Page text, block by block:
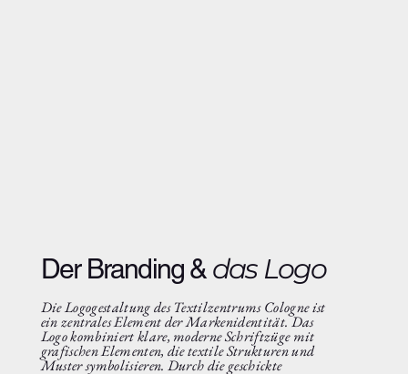
Der Branding &das Logo
Die Logogestaltung des Textilzentrums Cologne ist
ein zentrales Element der Markenidentität. Das
Logo kombiniert klare, moderne Schriftzüge mit
grafischen Elementen, die textile Strukturen und
Muster symbolisieren. Durch die geschickte